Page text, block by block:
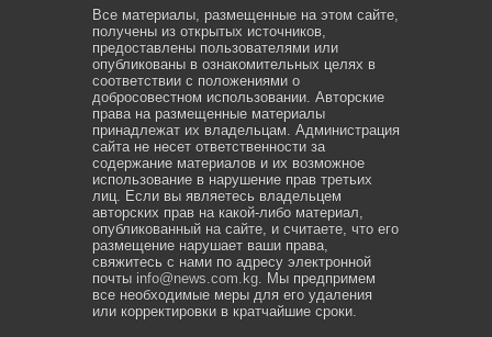
Все материалы, размещенные на этом сайте,
получены из открытых источников,
предоставлены пользователями или
опубликованы в ознакомительных целях в
соответствии с положениями о
добросовестном использовании. Авторские
права на размещенные материалы
принадлежат их владельцам. Администрация
сайта не несет ответственности за
содержание материалов и их возможное
использование в нарушение прав третьих
лиц. Если вы являетесь владельцем
авторских прав на какой-либо материал,
опубликованный на сайте, и считаете, что его
размещение нарушает ваши права,
свяжитесь с нами по адресу электронной
почты info@news.com.kg. Мы предпримем
все необходимые меры для его удаления
или корректировки в кратчайшие сроки.